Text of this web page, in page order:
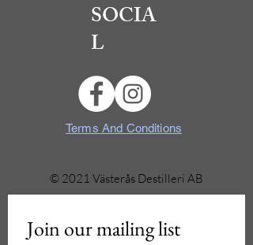
SOCIA
L
Terms And Conditions
© 2021 Västerås Destilleri AB
Join our mailing list